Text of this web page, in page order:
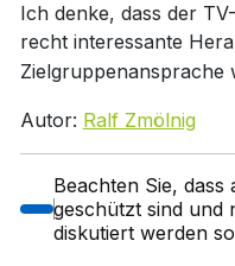
Ich denke, dass der
recht interessante
Zielgruppenansprache
Autor: Ralf Zmölnig
Beachten Sie,
geschützt sind und
diskutiert werden